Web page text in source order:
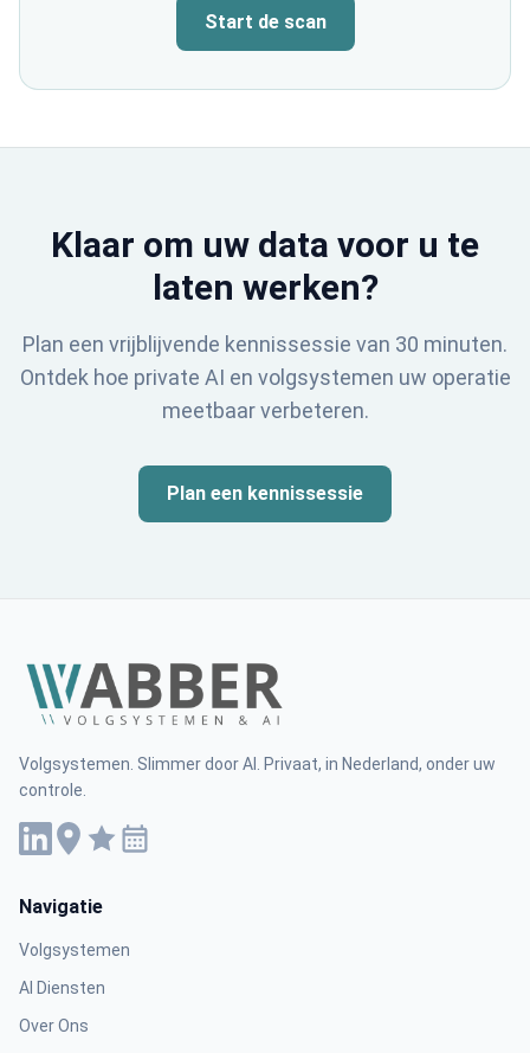
Start de scan
Klaar om uw data voor u te
laten werken?
Plan een vrijblijvende kennissessie van 30 minuten.
Ontdek hoe private AI en volgsystemen uw operatie
meetbaar verbeteren.
Plan een kennissessie
Volgsystemen. Slimmer door AI. Privaat, in Nederland, onder uw
controle.
Navigatie
Volgsystemen
AI Diensten
Over Ons